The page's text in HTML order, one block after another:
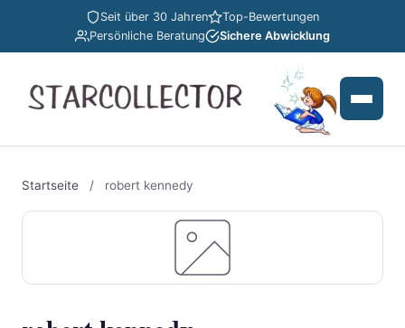
Seit über 30 Jahren
Top-Bewertungen
Persönliche Beratung
Sichere Abwicklung
Startseite / robert kennedy